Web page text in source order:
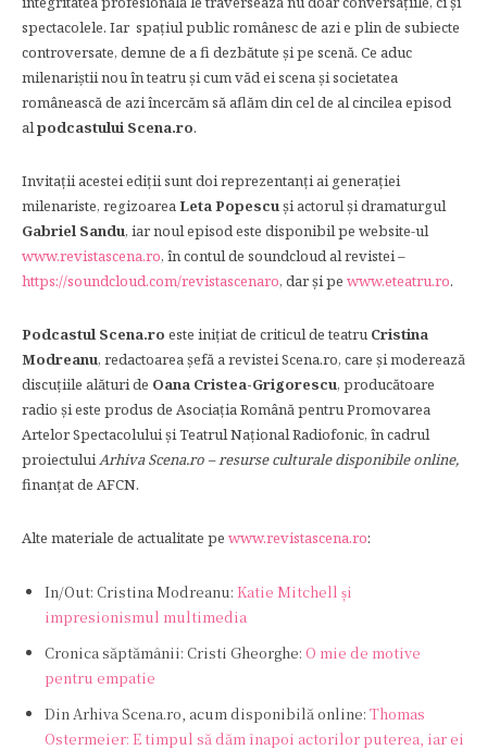
spectacolele. Iar spațiul public românesc de azi e plin de subiecte
controversate, demne de a fi dezbătute și pe scenă. Ce aduc
milenariștii nou în teatru și cum văd ei scena și societatea
românească de azi încercăm să aflăm din cel de al cincilea episod
alpodcastului Scena.ro.
Invitații acestei ediții sunt doi reprezentanți ai generației
milenariste, regizoareaLeta Popescuși actorul și dramaturgul
Gabriel Sandu, iar noul episod este disponibil pe website-ul
www.revistascena.ro, în contul de soundcloud al revistei –
https://soundcloud.com/revistascenaro, dar și pe www.eteatru.ro.
Podcastul Scena.ro este inițiat de criticul de teatru Cristina
Modreanu, redactoarea șefă a revistei Scena.ro, care și moderează
discuțiile alături de Oana Cristea-Grigorescu, producătoare
radio și este produs de Asociația Română pentru Promovarea
Artelor Spectacolului și Teatrul Național Radiofonic, în cadrul
proiectuluiArhiva Scena.ro – resurse culturale disponibile online,
finanțat de AFCN.
Alte materiale de actualitate pe www.revistascena.ro:
In/Out: Cristina Modreanu: Katie Mitchell și
impresionismul multimedia
Cronica săptămânii: Cristi Gheorghe: O mie de motive
pentru empatie
Din Arhiva Scena.ro, acum disponibilă online: Thomas
Ostermeier: E timpul să dăm înapoi actorilor puterea, iar ei